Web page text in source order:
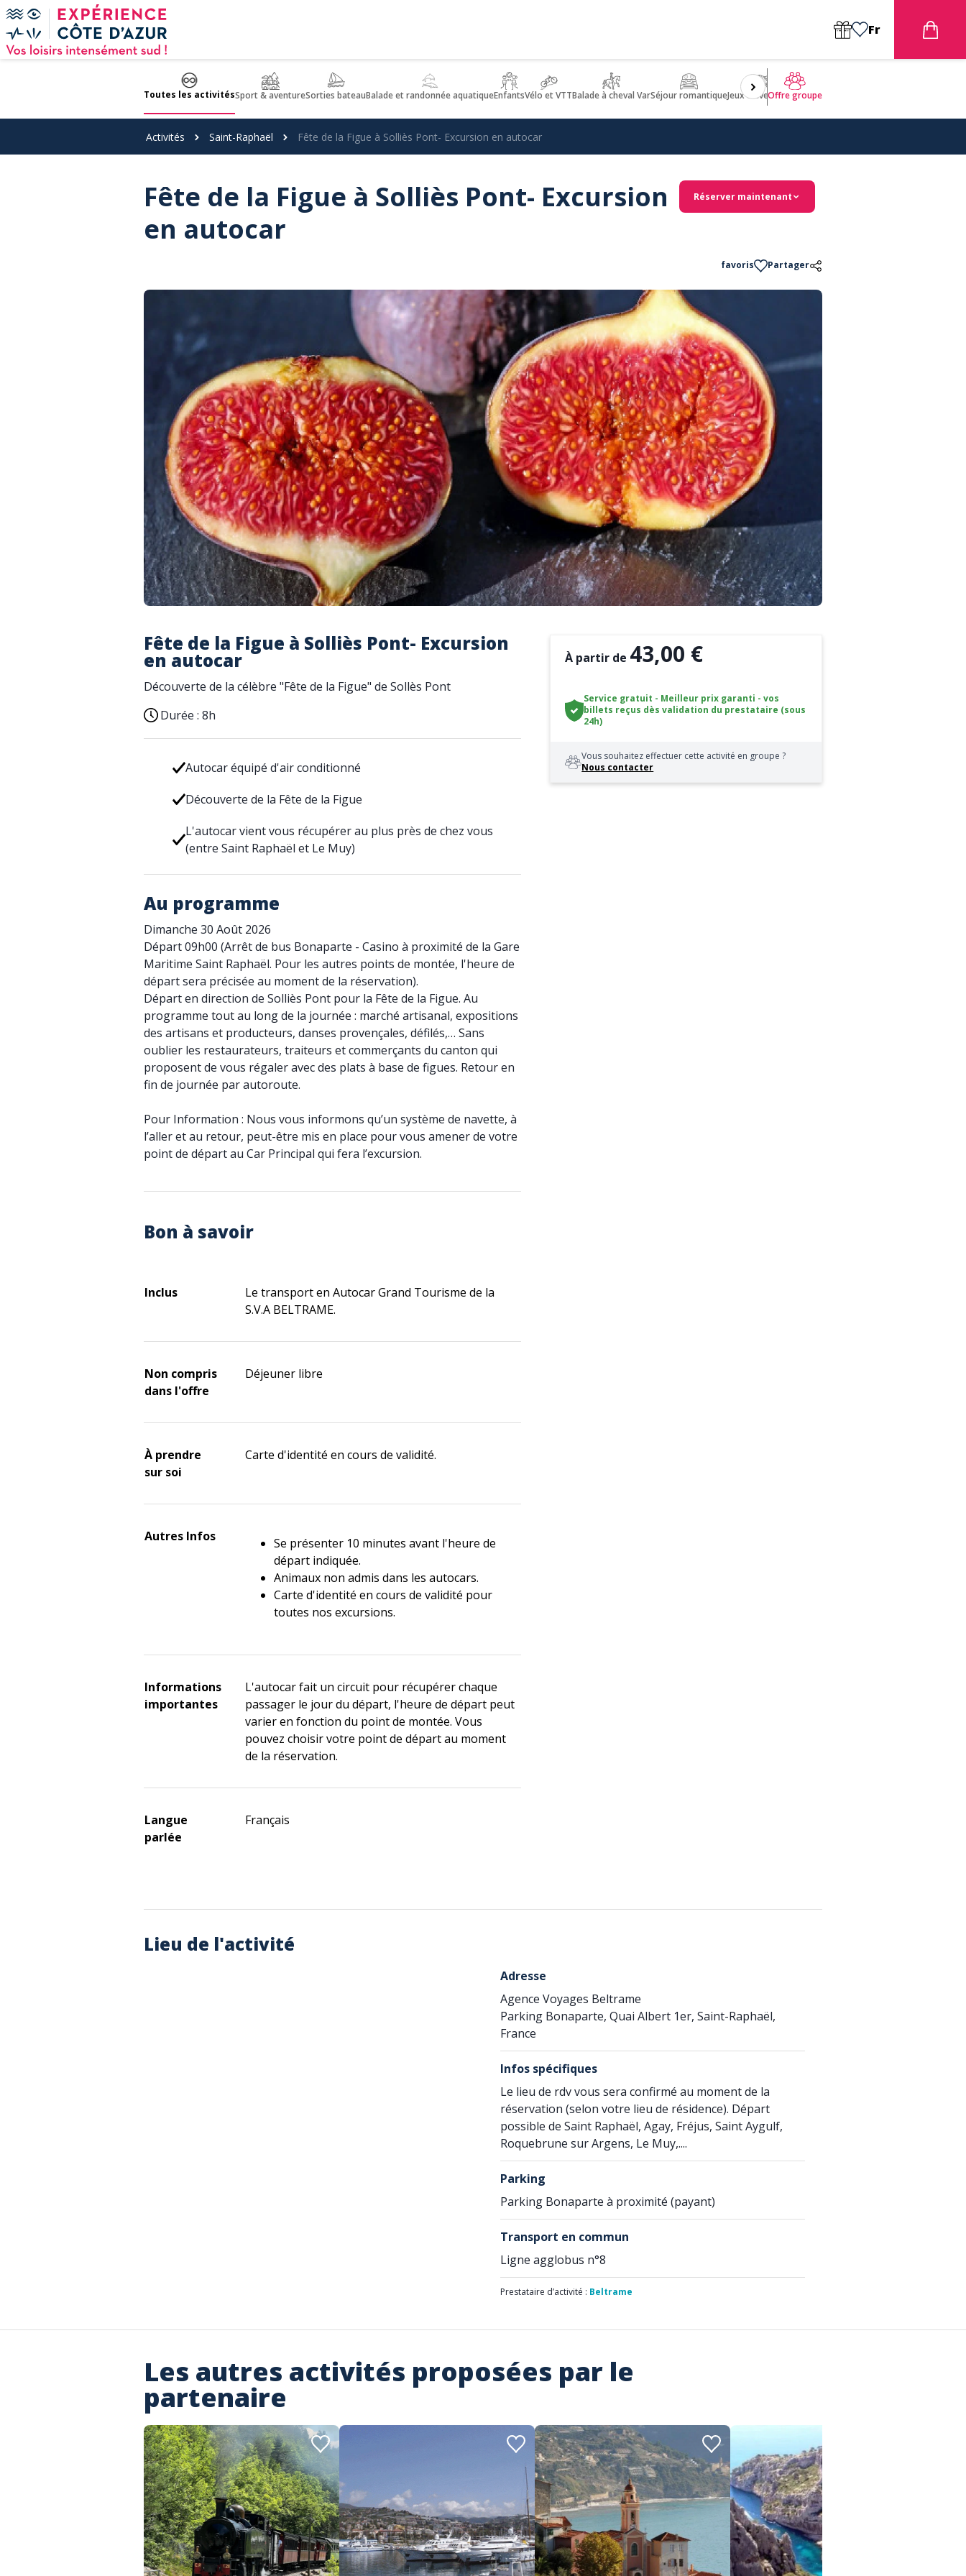
Panneau de gestion des cookies
Fr
Toutes les activitésSport & aventureSorties bateauBalade et randonnée aquatiqueEnfantsVélo et VTTBalade à cheval VarSéjour romantiqueJeux d'aventuresBien être
Offre groupe
Activités Saint-Raphaël Fête de la Figue à Solliès Pont- Excursion en autocar
Fête de la Figue à Solliès Pont- Excursion
en autocar
Réserver maintenant
favoris Partager
Fête de la Figue à Solliès Pont- Excursion
en autocar
Découverte de la célèbre "Fête de la Figue" de Sollès Pont
Durée : 8h
Autocar équipé d'air conditionné
Découverte de la Fête de la Figue
L'autocar vient vous récupérer au plus près de chez vous
(entre Saint Raphaël et Le Muy)
Au programme
Dimanche 30 Août 2026
Départ 09h00 (Arrêt de bus Bonaparte - Casino à proximité de la Gare
Maritime Saint Raphaël. Pour les autres points de montée, l'heure de
départ sera précisée au moment de la réservation).
Départ en direction de Solliès Pont pour la Fête de la Figue. Au
programme tout au long de la journée : marché artisanal, expositions
des artisans et producteurs, danses provençales, défilés,… Sans
oublier les restaurateurs, traiteurs et commerçants du canton qui
proposent de vous régaler avec des plats à base de figues. Retour en
fin de journée par autoroute.
Pour Information : Nous vous informons qu’un système de navette, à
l’aller et au retour, peut-être mis en place pour vous amener de votre
point de départ au Car Principal qui fera l’excursion.
Bon à savoir
Inclus
Le transport en Autocar Grand Tourisme de la
S.V.A BELTRAME.
Non compris
dans l'offre
Déjeuner libre
À prendre
sur soi
Carte d'identité en cours de validité.
Autres Infos
Se présenter 10 minutes avant l'heure de
départ indiquée.
Animaux non admis dans les autocars.
Carte d'identité en cours de validité pour
toutes nos excursions.
Informations
importantes
L'autocar fait un circuit pour récupérer chaque
passager le jour du départ, l'heure de départ peut
varier en fonction du point de montée. Vous
pouvez choisir votre point de départ au moment
de la réservation.
Langue
parlée
Français
À partir de 43,00 €
Service gratuit - Meilleur prix garanti - vos
billets reçus dès validation du prestataire (sous
24h)
Vous souhaitez effectuer cette activité en groupe ?
Nous contacter
Lieu de l'activité
Adresse
Agence Voyages Beltrame
Parking Bonaparte, Quai Albert 1er, Saint-Raphaël,
France
Infos spécifiques
Le lieu de rdv vous sera confirmé au moment de la
réservation (selon votre lieu de résidence). Départ
possible de Saint Raphaël, Agay, Fréjus, Saint Aygulf,
Roquebrune sur Argens, Le Muy,....
Parking
Parking Bonaparte à proximité (payant)
Transport en commun
Ligne agglobus n°8
Prestataire d’activité : Beltrame
Les autres activités proposées par le
partenaire